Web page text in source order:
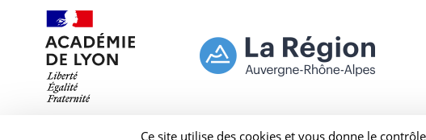
Ce site utilise des cookies et vous donne le